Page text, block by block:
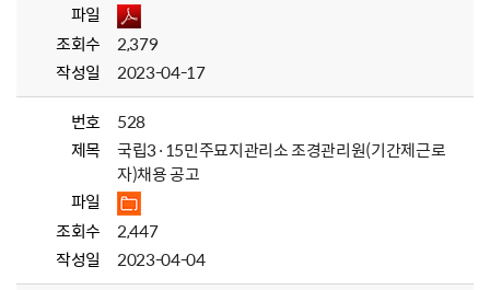
파일
조회수
2,379
작성일
2023-04-17
번호
528
제목
국립3·15민주묘지관리소 조경관리원(기간제근로
자)채용 공고
파일
조회수
2,447
작성일
2023-04-04